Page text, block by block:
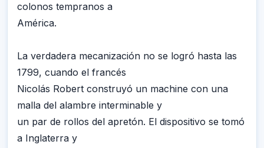
colonos tempranos a
América.
La verdadera mecanización no se logró hasta las
1799, cuando el francés
Nicolás Robert construyó un machine con una
malla del alambre interminable y
un par de rollos del apretón. El dispositivo se tomó
a Inglaterra y